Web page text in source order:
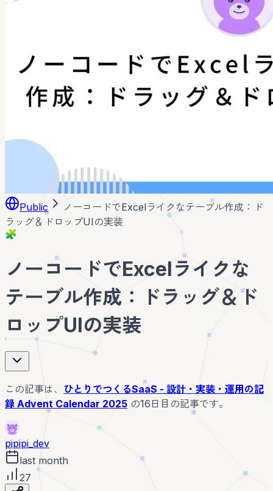
Public
ノーコードでExcelライクなテーブル作成：ド
ラッグ＆ドロップUIの実装
🧩
ノーコードでExcelライクな
テーブル作成：ドラッグ＆ド
ロップUIの実装
この記事は、 ひとりでつくるSaaS - 設計・実装・運用の記
録 Advent Calendar 2025 の16日目の記事です。
pipipi_dev
last month
27